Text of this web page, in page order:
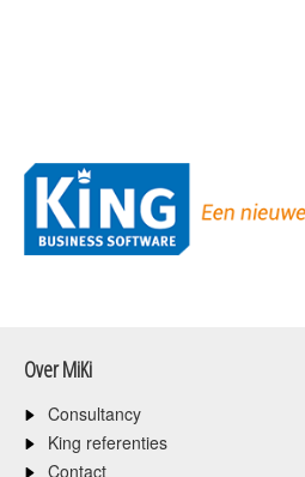
Over MiKi
Consultancy
King referenties
Contact